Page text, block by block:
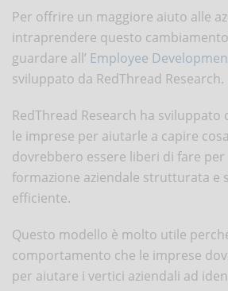
Per offrire un maggiore aiuto alle
intraprendere questo
guardare all’ Employee
sviluppato da RedThread Research.
RedThread Research ha
le imprese per aiutarle a capire
dovrebbero essere liberi di fare per
formazione aziendale strutturata e
efficiente.
Questo modello è molto utile
comportamento che le imprese
per aiutare i vertici aziendali ad